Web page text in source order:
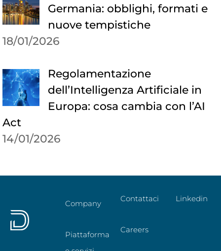
Germania: obblighi, formati e
nuove tempistiche
18/01/2026
Regolamentazione
dell’Intelligenza Artificiale in
Europa: cosa cambia con l’AI
Act
14/01/2026
Company
Piattaforma
Contattaci
Careers
Linkedin